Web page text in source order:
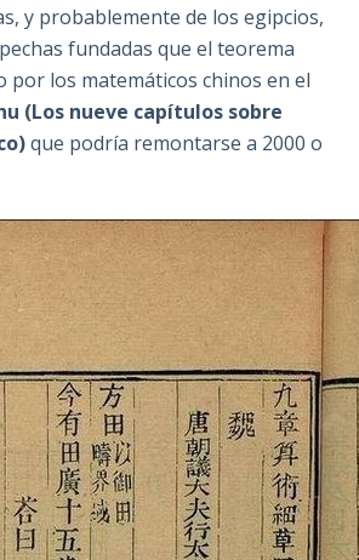
y probablemente de los egipcios,
fundadas que el teorema
por los matemáticos chinos en el
(Los nueve capítulos sobre
que podría remontarse a 2000 o